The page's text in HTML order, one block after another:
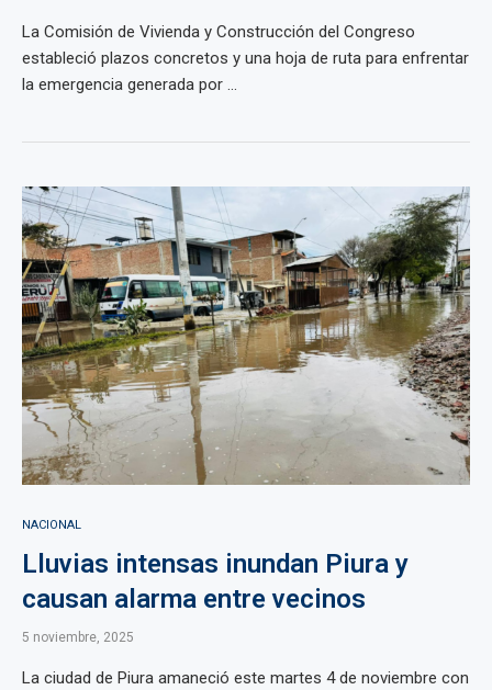
La Comisión de Vivienda y Construcción del Congreso
estableció plazos concretos y una hoja de ruta para enfrentar
la emergencia generada por ...
NACIONAL
Lluvias intensas inundan Piura y
causan alarma entre vecinos
5 noviembre, 2025
La ciudad de Piura amaneció este martes 4 de noviembre con